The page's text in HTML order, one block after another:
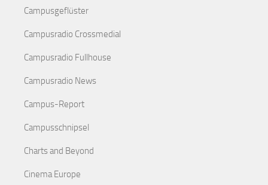
Campusgeflüster
Campusradio Crossmedial
Campusradio Fullhouse
Campusradio News
Campus-Report
Campusschnipsel
Charts and Beyond
Cinema Europe